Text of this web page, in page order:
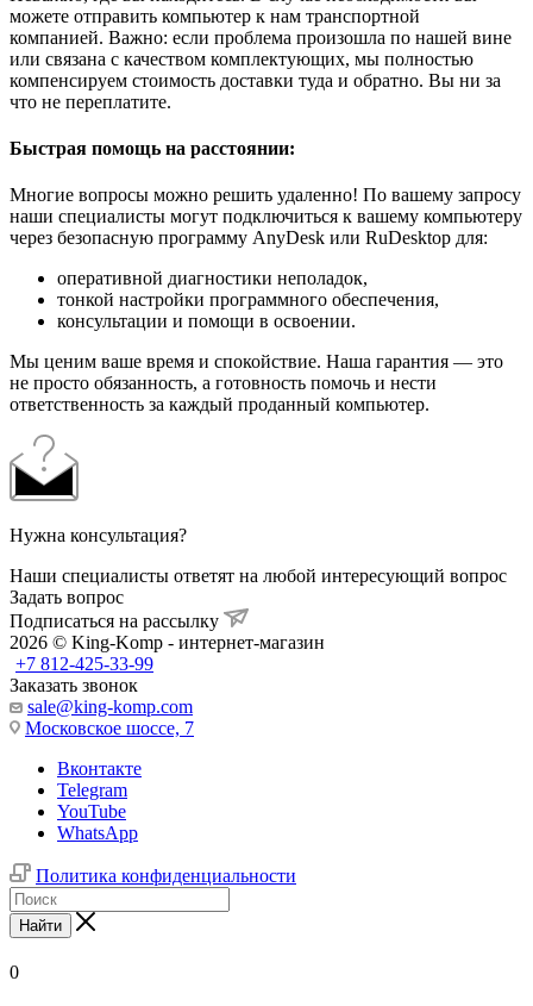
можете отправить компьютер к нам транспортной
компанией. Важно: если проблема произошла по нашей вине
или связана с качеством комплектующих, мы полностью
компенсируем стоимость доставки туда и обратно. Вы ни за
что не переплатите.
Быстрая помощь на расстоянии:
Многие вопросы можно решить удаленно! По вашему запросу
наши специалисты могут подключиться к вашему компьютеру
через безопасную программу AnyDesk или RuDesktop для:
оперативной диагностики неполадок,
тонкой настройки программного обеспечения,
консультации и помощи в освоении.
Мы ценим ваше время и спокойствие. Наша гарантия — это
не просто обязанность, а готовность помочь и нести
ответственность за каждый проданный компьютер.
Нужна консультация?
Наши специалисты ответят на любой интересующий вопрос
Задать вопрос
Подписаться на рассылку
2026 © King-Komp - интернет-магазин
+7 812-425-33-99
Заказать звонок
sale@king-komp.com
Московское шоссе, 7
Вконтакте
Telegram
YouTube
WhatsApp
Политика конфиденциальности
Найти
0